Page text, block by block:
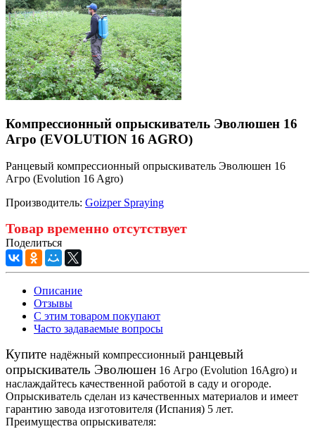
Компрессионный опрыскиватель Эволюшен 16
Агро (EVOLUTION 16 AGRO)
Ранцевый компрессионный опрыскиватель Эволюшен 16
Агро (Evolution 16 Agro)
Производитель: Goizper Spraying
Товар временно отсутствует
Поделиться
Описание
Отзывы
С этим товаром покупают
Часто задаваемые вопросы
Купите надёжный компрессионный ранцевый
опрыскиватель Эволюшен 16 Агро (Evolution 16Agro) и
наслаждайтесь качественной работой в саду и огороде.
Опрыскиватель сделан из качественных материалов и имеет
гарантию завода изготовителя (Испания) 5 лет.
Преимущества опрыскивателя: